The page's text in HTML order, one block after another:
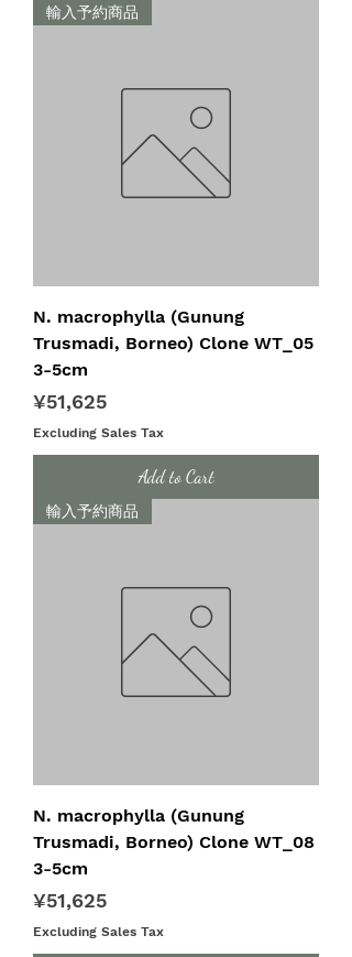
輸入予約商品
N. macrophylla (Gunung
Trusmadi, Borneo) Clone WT_05
3-5cm
Price
¥51,625
Excluding Sales Tax
Add to Cart
輸入予約商品
N. macrophylla (Gunung
Trusmadi, Borneo) Clone WT_08
3-5cm
Price
¥51,625
Excluding Sales Tax